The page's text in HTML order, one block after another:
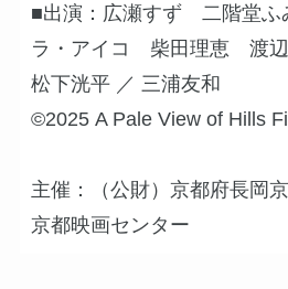
■出演：広瀬すず 二階堂
ラ・アイコ 柴田理恵 渡
松下洸平 ／ 三浦友和
©2025 A Pale View of Hills
主催：（公財）京都府長岡
京都映画センター